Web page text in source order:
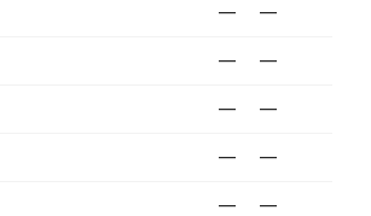
— —
— —
— —
— —
— —